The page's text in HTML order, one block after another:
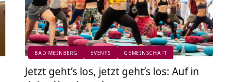
BAD MEINBERG EVENTS GEMEINSCHAFT
Jetzt geht’s los, jetzt geht’s los: Auf in